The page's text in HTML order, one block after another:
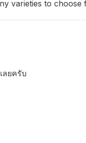
varieties to choose
ลยครับ